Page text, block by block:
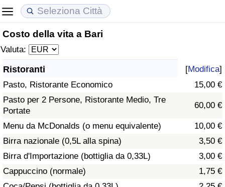
Costo della vita a Bari
Valuta:
Ristoranti [Modifica]
Pasto, Ristorante Economico
15,00 €
Pasto per 2 Persone, Ristorante Medio, Tre
Portate
60,00 €
Menu da McDonalds (o menu equivalente)
10,00 €
Birra nazionale (0,5L alla spina)
3,50 €
Birra d'Importazione (bottiglia da 0,33L)
3,00 €
Cappuccino (normale)
1,75 €
Costo della vita
Indice Del Costo Della Vita (corrente)
Indice Del Costo Della Vita
Indice del Costo della Vita per Nazione
ad Aqaba
Prezzi degli immobili
Indice del Prezzo delle Case (Corrente)
Indice del Prezzo delle Case
Indice del Prezzo delle Case per Nazione
Qualità della Vita
Indice della Qualità della Vita
Indice della Qualità della Vita (Corrente)
Indice della qualità della vita per Paese
Criminalità
Indice del Tasso di Criminalità (Corrente)